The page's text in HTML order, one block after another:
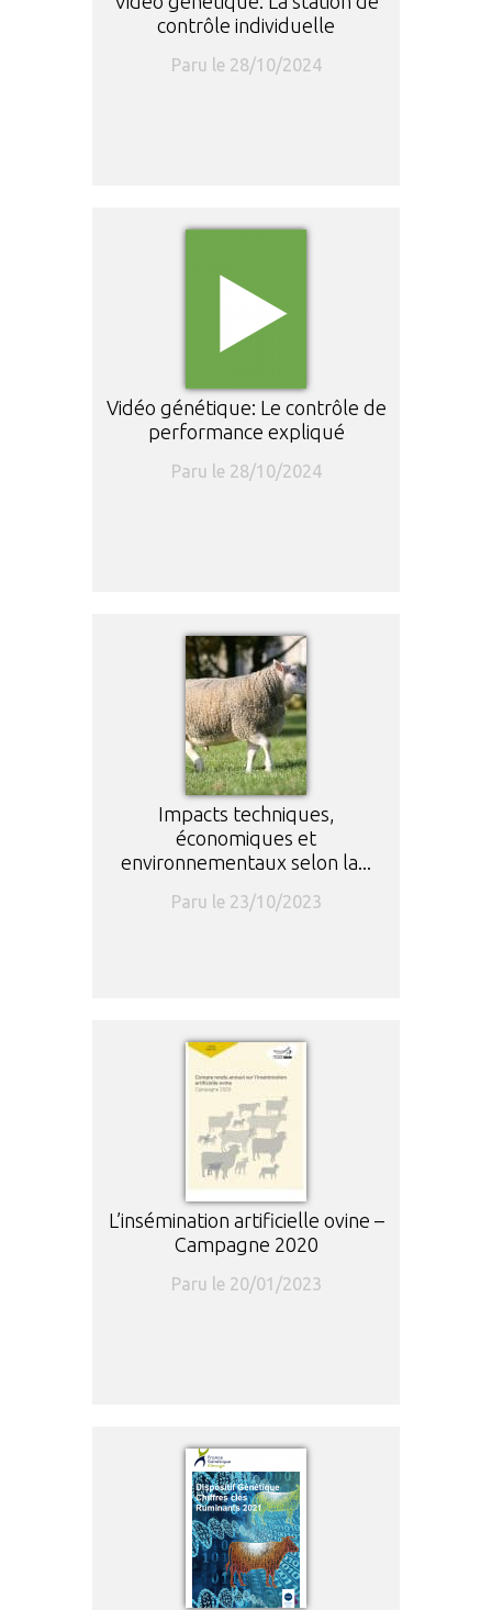
contrôle individuelle
Paru le 28/10/2024
Vidéo génétique: Le contrôle de
performance expliqué
Paru le 28/10/2024
Impacts techniques,
économiques et
environnementaux selon la...
Paru le 23/10/2023
L’insémination artificielle ovine –
Campagne 2020
Paru le 20/01/2023